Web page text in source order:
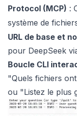
Protocol (MCP) :
système de
URL de base et
pour DeepSeek
Boucle CLI
"Quels fichiers
ou "Listez le plus